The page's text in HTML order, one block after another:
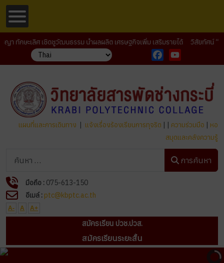
ลิศ เชิดชูวัฒนธรรม นำผลผลิต เศรษฐกิจเพิ่ม เสริมรายได้ วิสัยทัศน์ “ เป็นอ
Facebook
YouTube
แผนที่และการเดินทาง | แจ้งเรื่องร้องเรียนการทุจริต | | ความร่วมมือ | หอ
สมุดและคลังความรู้
การค้นหา
มือถือ : 075-613-150
อีเมล์ : ptc@kbptc.ac.th
A- A A+
สมัครเรียน ปวช.ปวส.
สมัครเรียนระยะสั้น